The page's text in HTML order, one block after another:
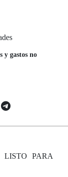
y gastos no
LISTO PARA